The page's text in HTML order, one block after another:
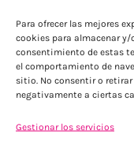
Para ofrecer las mejores
cookies para almacenar
consentimiento de estas
el comportamiento de
sitio. No consentir o
negativamente a ciertas
Gestionar los servicios